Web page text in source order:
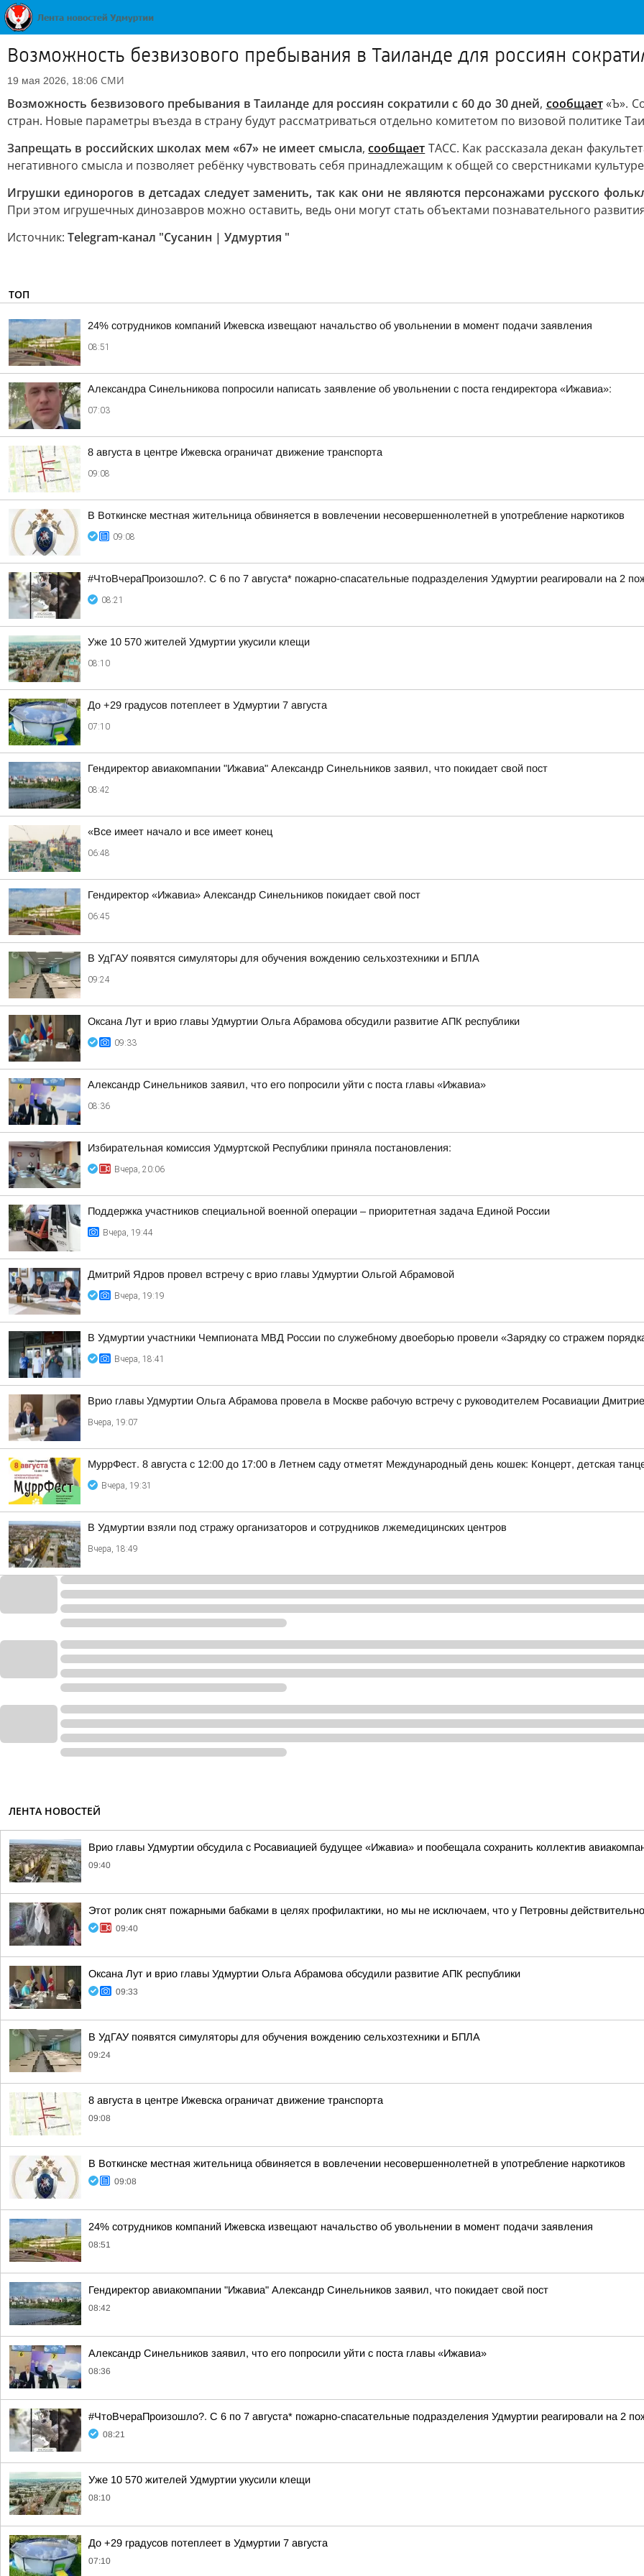
Возможность безвизового пребывания в Таиланде для россиян
19 мая 2026, 18:06 СМИ
Возможность безвизового пребывания в Таиланде для россиян сократили с 60 до 30 дней, сообщает«Ъ».
стран. Новые параметры въезда в страну будут рассматриваться отдельно комитетом по визовой политике
Запрещать в российских школах мем «67» не имеет смысла,сообщает ТАСС. Как рассказала декан
негативного смысла и позволяет ребёнку чувствовать себя принадлежащим к общей со сверстниками
Игрушки единорогов в детсадах следует заменить, так как они не являются персонажами русского
При этом игрушечных динозавров можно оставить, ведь они могут стать объектами познавательного
Источник: Telegram-канал "Сусанин | Удмуртия "
ТОП
24% сотрудников компаний Ижевска извещают начальство об увольнении в момент подачи заявления
08:51
Александра Синельникова попросили написать заявление об увольнении с поста гендиректора «Ижавиа»:
07:03
8 августа в центре Ижевска ограничат движение транспорта
09:08
В Воткинске местная жительница обвиняется в вовлечении несовершеннолетней в употребление наркотиков
09:08
#ЧтоВчераПроизошло?. С 6 по 7 августа* пожарно-спасательные подразделения Удмуртии реагировали на 2
08:21
Уже 10 570 жителей Удмуртии укусили клещи
08:10
До +29 градусов потеплеет в Удмуртии 7 августа
07:10
Гендиректор авиакомпании "Ижавиа" Александр Синельников заявил, что покидает свой пост
08:42
«Все имеет начало и все имеет конец
06:48
Гендиректор «Ижавиа» Александр Синельников покидает свой пост
06:45
В УдГАУ появятся симуляторы для обучения вождению сельхозтехники и БПЛА
09:24
Оксана Лут и врио главы Удмуртии Ольга Абрамова обсудили развитие АПК республики
09:33
Александр Синельников заявил, что его попросили уйти с поста главы «Ижавиа»
08:36
Избирательная комиссия Удмуртской Республики приняла постановления:
Вчера, 20:06
Поддержка участников специальной военной операции – приоритетная задача Единой России
Вчера, 19:44
Дмитрий Ядров провел встречу с врио главы Удмуртии Ольгой Абрамовой
Вчера, 19:19
В Удмуртии участники Чемпионата МВД России по служебному двоеборью провели «Зарядку со стражем
Вчера, 18:41
Врио главы Удмуртии Ольга Абрамова провела в Москве рабочую встречу с руководителем Росавиации
Вчера, 19:07
МуррФест. 8 августа с 12:00 до 17:00 в Летнем саду отметят Международный день кошек: Концерт, детская
Вчера, 19:31
В Удмуртии взяли под стражу организаторов и сотрудников лжемедицинских центров
Вчера, 18:49
ЛЕНТА НОВОСТЕЙ
Врио главы Удмуртии обсудила с Росавиацией будущее «Ижавиа» и пообещала сохранить коллектив
09:40
Этот ролик снят пожарными бабками в целях профилактики, но мы не исключаем, что у Петровны
09:40
Оксана Лут и врио главы Удмуртии Ольга Абрамова обсудили развитие АПК республики
09:33
В УдГАУ появятся симуляторы для обучения вождению сельхозтехники и БПЛА
09:24
8 августа в центре Ижевска ограничат движение транспорта
09:08
В Воткинске местная жительница обвиняется в вовлечении несовершеннолетней в употребление наркотиков
09:08
24% сотрудников компаний Ижевска извещают начальство об увольнении в момент подачи заявления
08:51
Гендиректор авиакомпании "Ижавиа" Александр Синельников заявил, что покидает свой пост
08:42
Александр Синельников заявил, что его попросили уйти с поста главы «Ижавиа»
08:36
#ЧтоВчераПроизошло?. С 6 по 7 августа* пожарно-спасательные подразделения Удмуртии реагировали на 2
08:21
Уже 10 570 жителей Удмуртии укусили клещи
08:10
До +29 градусов потеплеет в Удмуртии 7 августа
07:10